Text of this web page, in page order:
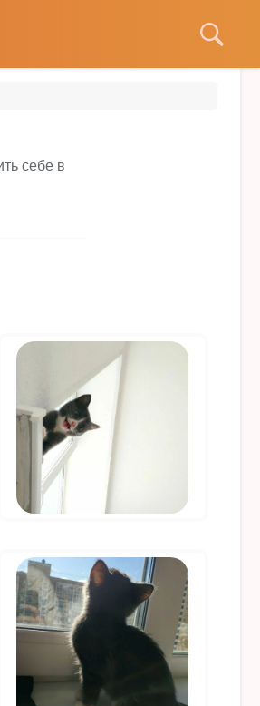
себе в